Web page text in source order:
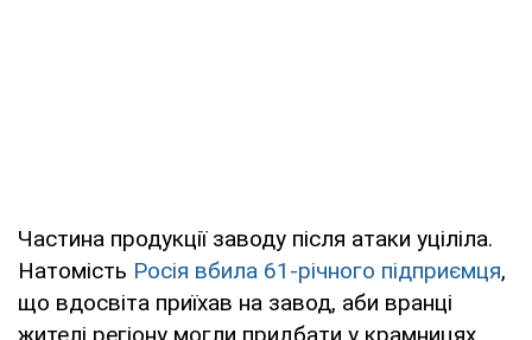
Частина продукції заводу після атаки уціліла.
Натомість Росія вбила 61-річного підприємця,
що вдосвіта приїхав на завод, аби вранці
жителі регіону могли придбати у крамницях